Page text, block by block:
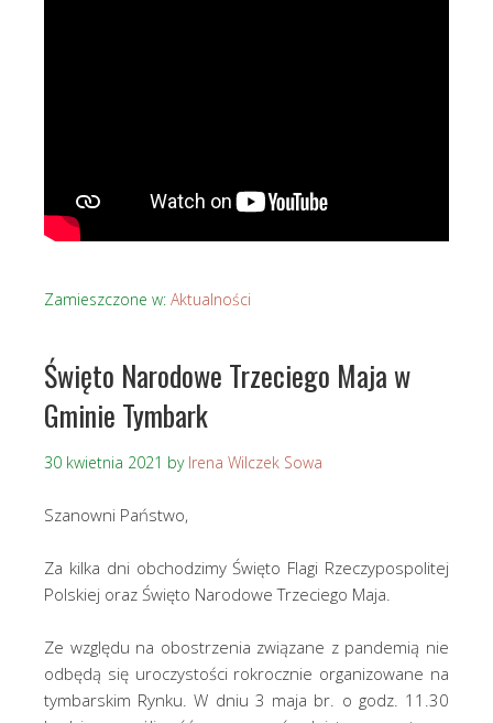
Zamieszczone w: Aktualności
Święto Narodowe Trzeciego Maja w
Gminie Tymbark
30 kwietnia 2021 by Irena Wilczek Sowa
Szanowni Państwo,
Za kilka dni obchodzimy Święto Flagi Rzeczypospolitej
Polskiej oraz Święto Narodowe Trzeciego Maja.
Ze względu na obostrzenia związane z pandemią nie
odbędą się uroczystości rokrocznie organizowane na
tymbarskim Rynku. W dniu 3 maja br. o godz. 11.30